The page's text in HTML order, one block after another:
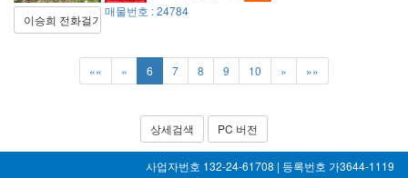
매물번호 : 24784
이승희 전화걸기
«« « 6 7 8 9 10 » »»
상세검색 PC 버전
사업자번호 132-24-61708 | 등록번호 가3644-1119